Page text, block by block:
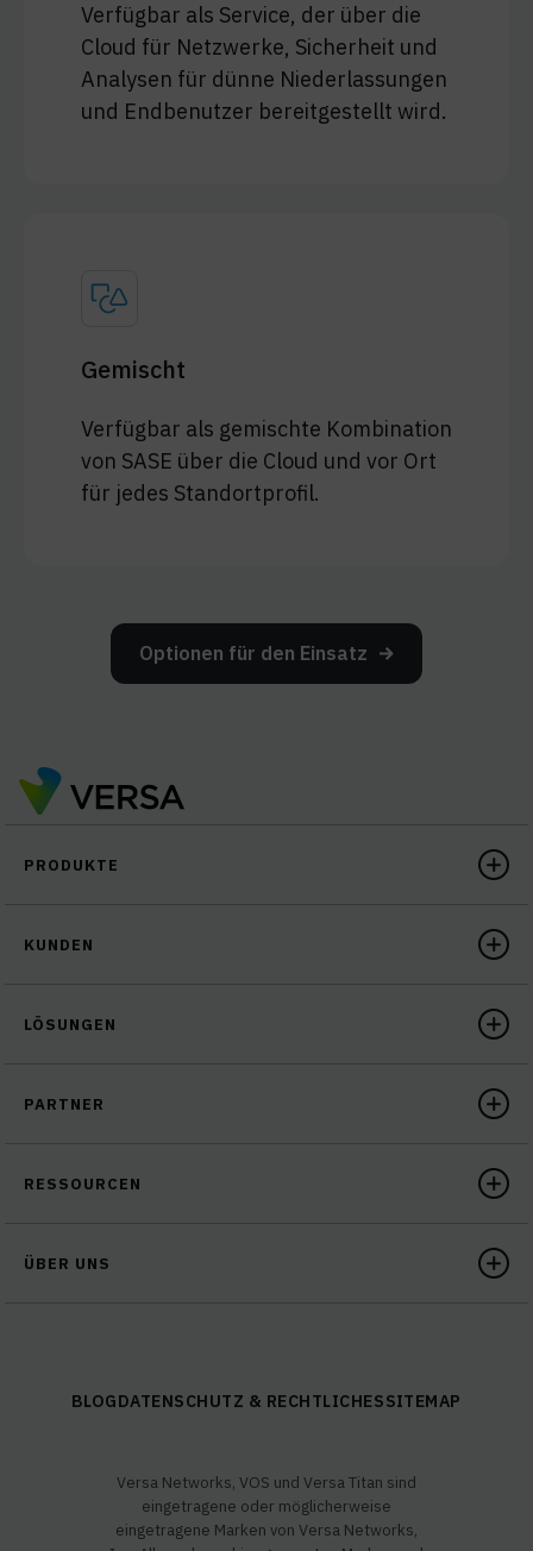
Verfügbar als Service, der über die
Cloud für Netzwerke, Sicherheit und
Analysen für dünne Niederlassungen
und Endbenutzer bereitgestellt wird.
Gemischt
Verfügbar als gemischte Kombination
von SASE über die Cloud und vor Ort
für jedes Standortprofil.
Optionen für den Einsatz
PRODUKTE
KUNDEN
LÖSUNGEN
PARTNER
RESSOURCEN
ÜBER UNS
BLOGDATENSCHUTZ & RECHTLICHESSITEMAP
Versa Networks, VOS und Versa Titan sind
eingetragene oder möglicherweise
eingetragene Marken von Versa Networks,